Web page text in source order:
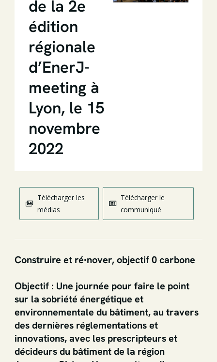
de la 2e
édition
régionale
d’EnerJ-
meeting à
Lyon, le 15
novembre
2022
Télécharger les
médias
Télécharger le
communiqué
Construire et ré∙nover, objectif 0 carbone
Objectif : Une journée pour faire le point
sur la sobriété énergétique et
environnementale du bâtiment, au travers
des dernières réglementations et
innovations, avec les prescripteurs et
décideurs du bâtiment de la région